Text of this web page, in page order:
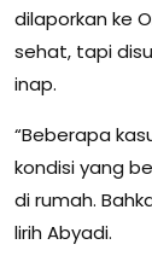
dilaporkan ke
sehat, tapi
inap.
“Beberapa
kondisi yang
di rumah.
lirih Abyadi.